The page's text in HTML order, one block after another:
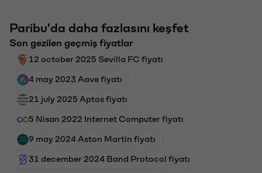
Paribu'da daha fazlasını keşfet
Son gezilen geçmiş fiyatlar
12 october 2025 Sevilla FC fiyatı
4 may 2023 Aave fiyatı
21 july 2025 Aptos fiyatı
5 Nisan 2022 Internet Computer fiyatı
9 may 2024 Aston Martin fiyatı
31 december 2024 Band Protocol fiyatı